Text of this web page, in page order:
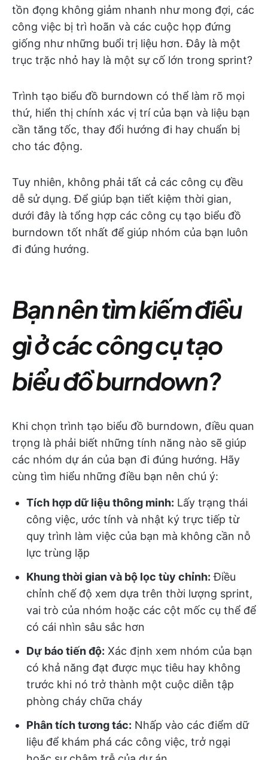
tồn đọng không giảm nhanh như mong đợi, các
công việc bị trì hoãn và các cuộc họp đứng
giống như những buổi trị liệu hơn. Đây là một
trục trặc nhỏ hay là một sự cố lớn trong sprint?
Trình tạo biểu đồ burndown có thể làm rõ mọi
thứ, hiển thị chính xác vị trí của bạn và liệu bạn
cần tăng tốc, thay đổi hướng đi hay chuẩn bị
cho tác động.
Tuy nhiên, không phải tất cả các công cụ đều
dễ sử dụng. Để giúp bạn tiết kiệm thời gian,
dưới đây là tổng hợp các công cụ tạo biểu đồ
burndown tốt nhất để giúp nhóm của bạn luôn
đi đúng hướng.
Bạn nên tìm kiếm điều
gì ở các công cụ tạo
biểu đồ burndown?
Khi chọn trình tạo biểu đồ burndown, điều quan
trọng là phải biết những tính năng nào sẽ giúp
các nhóm dự án của bạn đi đúng hướng. Hãy
cùng tìm hiểu những điều bạn nên chú ý:
Tích hợp dữ liệu thông minh: Lấy trạng thái
công việc, ước tính và nhật ký trực tiếp từ
quy trình làm việc của bạn mà không cần nỗ
lực trùng lặp
Khung thời gian và bộ lọc tùy chỉnh: Điều
chỉnh chế độ xem dựa trên thời lượng sprint,
vai trò của nhóm hoặc các cột mốc cụ thể để
có cái nhìn sâu sắc hơn
Dự báo tiến độ: Xác định xem nhóm của bạn
có khả năng đạt được mục tiêu hay không
trước khi nó trở thành một cuộc diễn tập
phòng cháy chữa cháy
Phân tích tương tác: Nhấp vào các điểm dữ
liệu để khám phá các công việc, trở ngại